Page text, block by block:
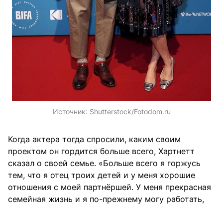
Источник: Shutterstock/Fotodom.ru
Когда актера тогда спросили, каким своим
проектом он гордится больше всего, Хартнетт
сказал о своей семье. «Больше всего я горжусь
тем, что я отец троих детей и у меня хорошие
отношения с моей партнёршей. У меня прекрасная
семейная жизнь и я по-прежнему могу работать,